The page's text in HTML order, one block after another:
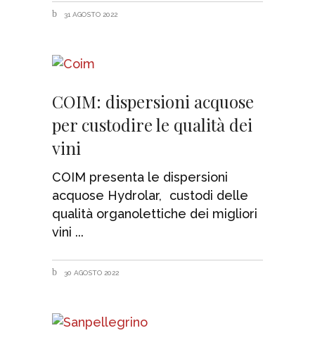
31 AGOSTO 2022
COIM: dispersioni acquose
per custodire le qualità dei
vini
COIM presenta le dispersioni
acquose Hydrolar, custodi delle
qualità organolettiche dei migliori
vini
30 AGOSTO 2022